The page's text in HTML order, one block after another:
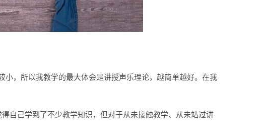
，所以我教学的最大体会是讲授声乐理论，越简单越好。在我
自己学到了不少教学知识，但对于从未接触教学、从未站过讲